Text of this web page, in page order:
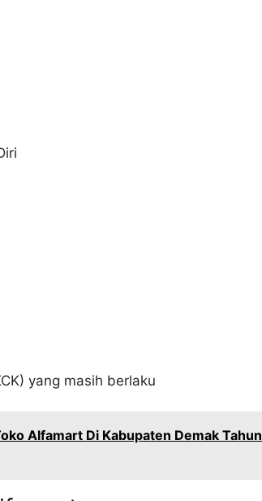
yang masih berlaku
Alfamart Di Kabupaten Demak Tahun